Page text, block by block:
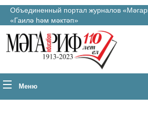
Объединенный портал журналов
«Гаилә һәм мәктәп»
Меню